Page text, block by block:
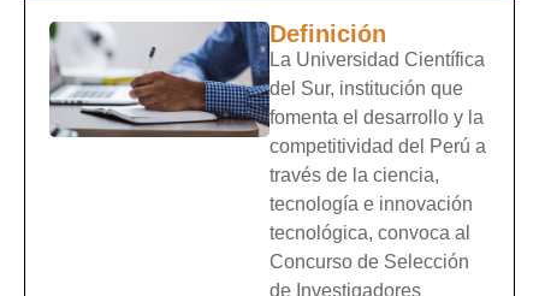
Definición
La Universidad Científica
del Sur, institución que
fomenta el desarrollo y la
competitividad del Perú a
través de la ciencia,
tecnología e innovación
tecnológica, convoca al
Concurso de Selección
de Investigadores